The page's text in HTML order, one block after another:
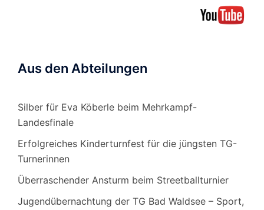
Aus den Abteilungen
Silber für Eva Köberle beim Mehrkampf-
Landesfinale
Erfolgreiches Kinderturnfest für die jüngsten TG-
Turnerinnen
Überraschender Ansturm beim Streetballturnier
Jugendübernachtung der TG Bad Waldsee – Sport,